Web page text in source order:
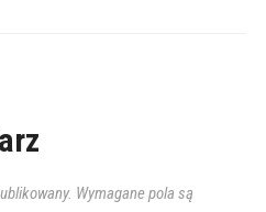
Wymagane pola są